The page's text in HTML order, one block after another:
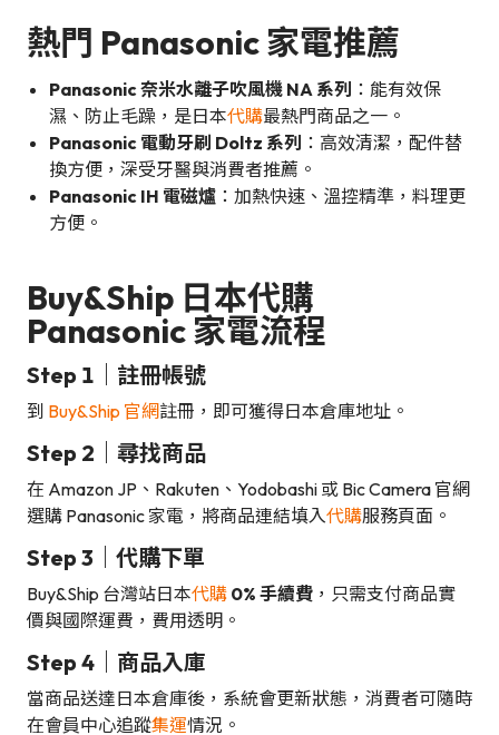
熱門 Panasonic 家電推薦
Panasonic 奈米水離子吹風機 NA 系列 ：能有效保
濕、防止毛躁，是日本代購最熱門商品之一。
Panasonic 電動牙刷 Doltz 系列 ：高效清潔，配件替
換方便，深受牙醫與消費者推薦。
Panasonic IH 電磁爐 ：加熱快速、溫控精準，料理更
方便。
Buy&Ship 日本代購
Panasonic 家電流程
Step 1｜註冊帳號
到 Buy&Ship 官網註冊，即可獲得日本倉庫地址。
Step 2｜尋找商品
在 Amazon JP、Rakuten、Yodobashi 或 Bic Camera 官網
選購 Panasonic 家電，將商品連結填入代購服務頁面。
Step 3｜代購下單
Buy&Ship 台灣站日本代購 0% 手續費 ，只需支付商品實
價與國際運費，費用透明。
Step 4｜商品入庫
當商品送達日本倉庫後，系統會更新狀態，消費者可隨時
在會員中心追蹤集運情況。